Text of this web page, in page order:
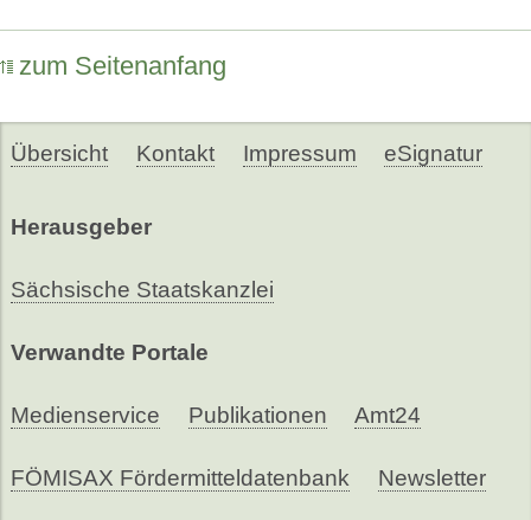
zum Seitenanfang
Übersicht Kontakt Impressum eSignatur
Herausgeber
Sächsische Staatskanzlei
Verwandte Portale
Medienservice Publikationen Amt24
FÖMISAX Fördermitteldatenbank Newsletter